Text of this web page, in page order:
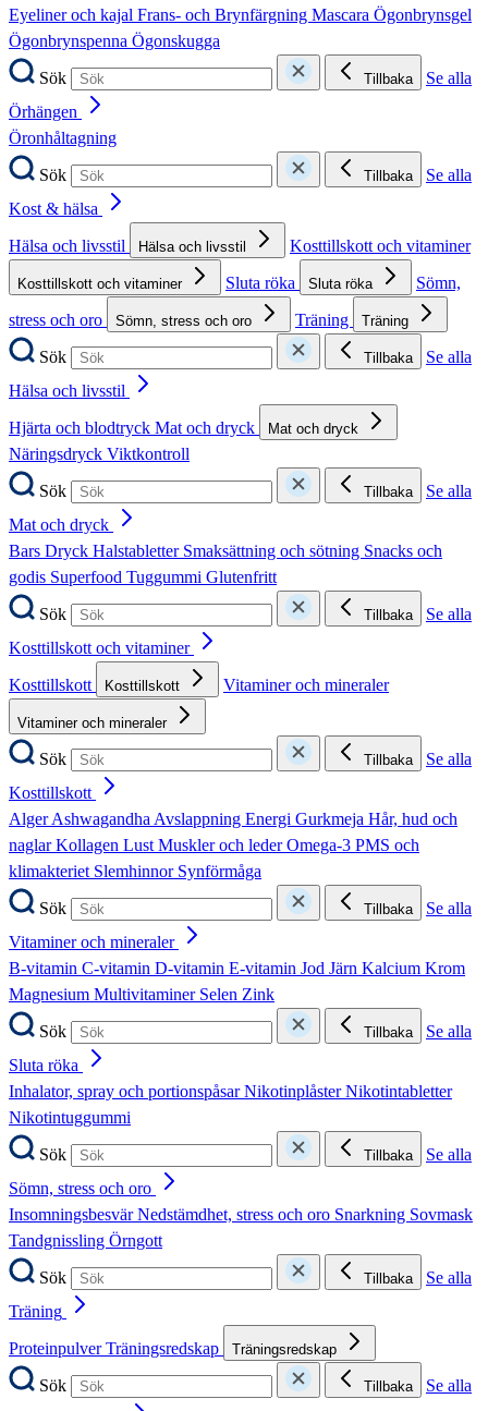
Eyeliner och kajal Frans- och Brynfärgning Mascara Ögonbrynsgel
Ögonbrynspenna Ögonskugga
Sök
Tillbaka
Se alla
Örhängen
Öronhåltagning
Sök
Tillbaka
Se alla
Kost & hälsa
Hälsa och livsstil
Hälsa och livsstil Kosttillskott och vitaminer
Kosttillskott och vitaminer Sluta röka Sluta röka
Sömn,
stress och oro
Sömn, stress och oro Träning Träning
Sök Tillbaka
Se alla
Hälsa och livsstil
Hjärta och blodtryck Mat och dryck Mat och dryck
Näringsdryck Viktkontroll
Sök
Tillbaka
Se alla
Mat och dryck
Bars Dryck Halstabletter Smaksättning och sötning Snacks och
godis Superfood Tuggummi Glutenfritt
Sök
Tillbaka
Se alla
Kosttillskott och vitaminer
Kosttillskott
Kosttillskott Vitaminer och mineraler
Vitaminer och mineraler
Sök Tillbaka
Se alla
Kosttillskott
AlgerAshwagandhaAvslappning Energi Gurkmeja Hår, hud och
naglarKollagen LustMuskler och lederOmega-3 PMS och
klimakteriet Slemhinnor Synförmåga
Sök
Tillbaka
Se alla
Vitaminer och mineraler
B-vitamin C-vitamin D-vitamin E-vitamin Jod Järn Kalcium Krom
Magnesium Multivitaminer Selen Zink
Sök
Tillbaka
Se alla
Sluta röka
Inhalator, spray och portionspåsarNikotinplåsterNikotintabletter
Nikotintuggummi
Sök
Tillbaka
Se alla
Sömn, stress och oro
InsomningsbesvärNedstämdhet, stress och oro Snarkning Sovmask
Tandgnissling Örngott
Sök
Tillbaka
Se alla
Träning
ProteinpulverTräningsredskap Träningsredskap
Sök Tillbaka
Se alla